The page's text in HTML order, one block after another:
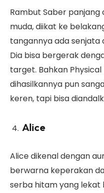
Rambut Saber
muda, diikat ke
tangannya ada senjata
Dia bisa bergerak
target. Bahkan
dihasilkannya pun
keren, tapi bisa
Alice
Alice dikenal dengan
berwarna keperakan
serba hitam yang lekat